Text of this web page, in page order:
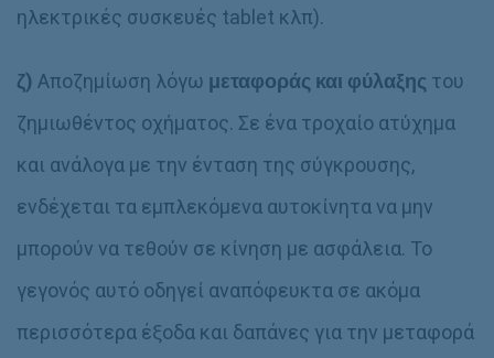
ηλεκτρικές συσκευές tablet κλπ).
ζ) Αποζημίωση λόγω μεταφοράς και φύλαξης του
ζημιωθέντος οχήματος. Σε ένα τροχαίο ατύχημα
και ανάλογα με την ένταση της σύγκρουσης,
ενδέχεται τα εμπλεκόμενα αυτοκίνητα να μην
μπορούν να τεθούν σε κίνηση με ασφάλεια. Το
γεγονός αυτό οδηγεί αναπόφευκτα σε ακόμα
περισσότερα έξοδα και δαπάνες για την μεταφορά